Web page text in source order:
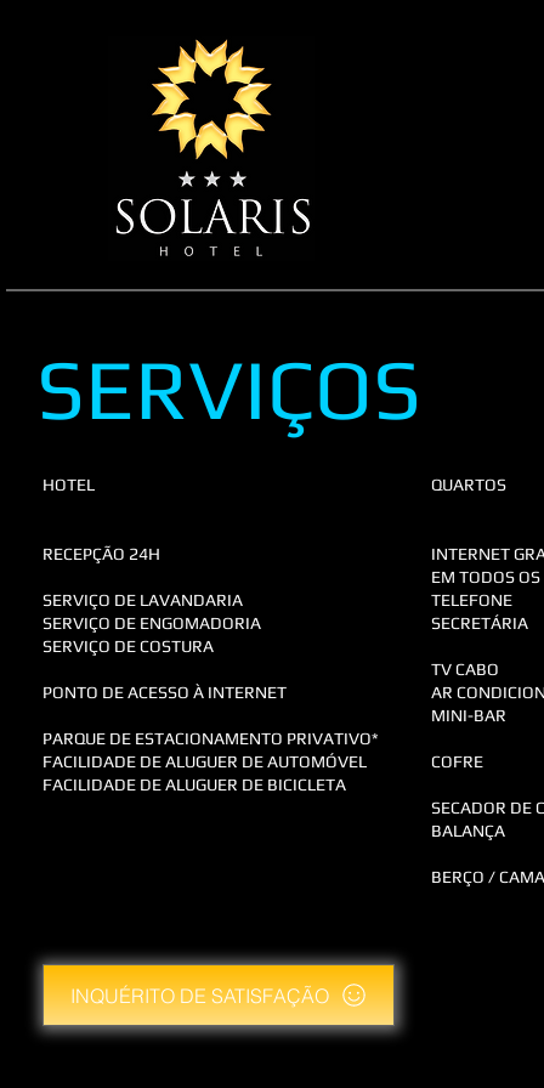
SERVIÇOS
​HOTEL
RECEPÇÃO 24H
SERVIÇO DE LAVANDARIA
SERVIÇO DE ENGOMADORIA
SERVIÇO DE COSTURA
PONTO DE ACESSO À INTERNET
PARQUE DE ESTACIONAMENTO PRIVATIVO*
FACILIDADE DE ALUGUER DE AUTOMÓVEL
FACILIDADE DE ALUGUER DE BICICLETA
QUARTOS
INTERNET
EM TODOS
TELEFONE
SECRETÁRIA
TV CABO
AR
MINI-BAR
COFRE
SECADOR DE
BALANÇA
​BERÇO /
INQUÉRITO DE SATISFAÇÃO